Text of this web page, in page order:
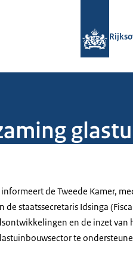
de Tweede Kamer,
de staatssecretaris Idsinga
en de inzet van
te